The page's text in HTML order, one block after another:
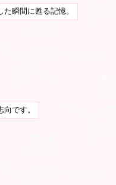
瞬間に甦る記憶。
です。